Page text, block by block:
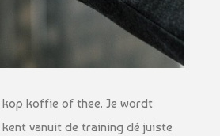
kop koffie of thee. Je wordt
vanuit de training dé juiste